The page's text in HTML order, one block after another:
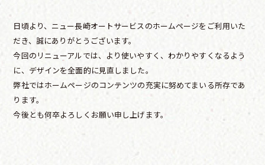
日頃より、ニュー長崎オートサービスのホームページをご利用いた
だき、誠にありがとうございます。
今回のリニューアルでは、より使いやすく、わかりやすくなるよう
に、デザインを全面的に見直しました。
弊社ではホームページのコンテンツの充実に努めてまいる所存であ
ります。
今後とも何卒よろしくお願い申し上げます。